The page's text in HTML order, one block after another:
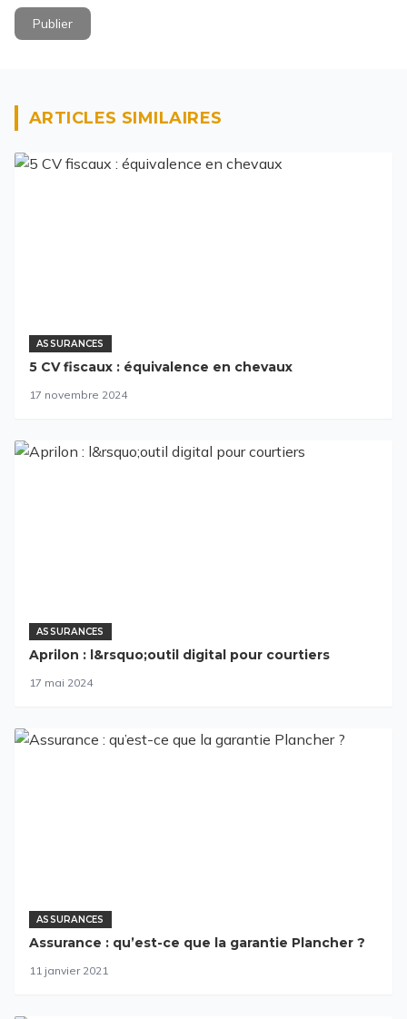
Publier
ARTICLES SIMILAIRES
ASSURANCES
5 CV fiscaux : équivalence en chevaux
17 novembre 2024
ASSURANCES
Aprilon : l&rsquo;outil digital pour courtiers
17 mai 2024
ASSURANCES
Assurance : qu’est-ce que la garantie Plancher ?
11 janvier 2021